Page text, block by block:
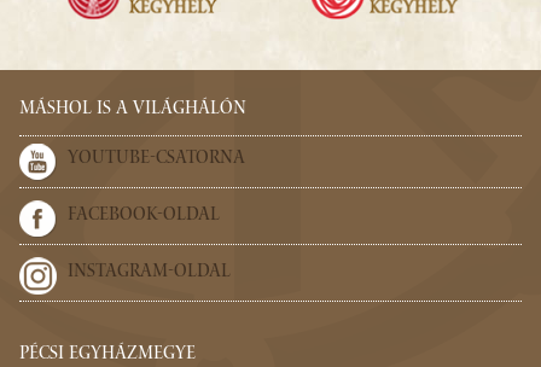
MÁSHOL IS A VILÁGHÁLÓN
YOUTUBE-CSATORNA
FACEBOOK-OLDAL
INSTAGRAM-OLDAL
PÉCSI EGYHÁZMEGYE